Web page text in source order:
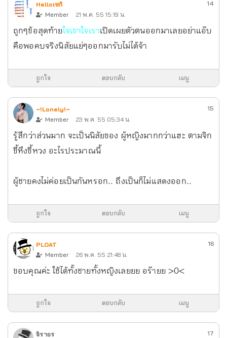
Helloเซกิ
Member
21 พ.ค. 55 15:19 น.
14
ถูกๆข้อสุดท้ายใจเขาใจเราเปิดเผยตัวตนออกมาเลยอย่าแอ๊บ
คือพอคบจริงนิสัยแย่ๆออกมารับไม่ได้จ้า
ถูกใจ ตอบกลับ เมนู
~!Lonely!~
Member
23 พ.ค. 55 05:34 น.
15
รู้สึกว่าส่วนมาก จะเป็นนิสัยของ ผู้หญิงมากกว่าแฮะ ตามจิก
ขี้หึงขี้หวง อะไรประมาณนี้
ผู้ชายคงไม่ค่อยเป็นกันหรอก.. ถึงเป็นก็ไม่แสดงออก..
ถูกใจ ตอบกลับ เมนู
PLOAT
Member
26 พ.ค. 55 21:48 น.
16
ขอบคุณค่ะ ใช้ได้ทั้งชายทั้งหญิงเลยยย อร๊ายย >0<
ถูกใจ ตอบกลับ เมนู
จิราธร
17